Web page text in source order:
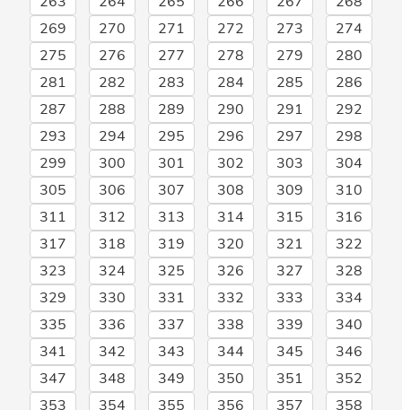
269
270 271 272 273
274
275
276 277 278 279
280
281
282 283 284 285
286
287
288 289 290 291
292
293
294 295 296 297
298
299
300 301 302 303
304
305
306 307 308 309
310
311
312 313 314 315
316
317
318 319 320 321
322
323
324 325 326 327
328
329
330 331 332 333
334
335
336 337 338 339
340
341
342 343 344 345
346
347
348 349 350 351
352
353
354 355 356 357 358